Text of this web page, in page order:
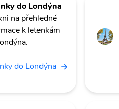
do Londýna
na přehledné
k letenkám
do Londýna